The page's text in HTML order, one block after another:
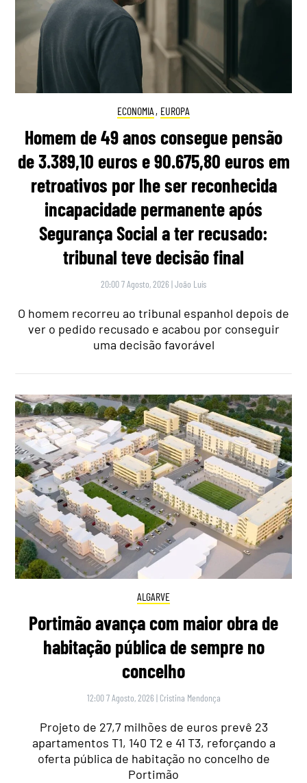
ECONOMIA , EUROPA
Homem de 49 anos consegue pensão
de 3.389,10 euros e 90.675,80 euros em
retroativos por lhe ser reconhecida
incapacidade permanente após
Segurança Social a ter recusado:
tribunal teve decisão final
20:00 7 Agosto, 2026 |João Luís
O homem recorreu ao tribunal espanhol depois de
ver o pedido recusado e acabou por conseguir
uma decisão favorável
ALGARVE
Portimão avança com maior obra de
habitação pública de sempre no
concelho
12:00 7 Agosto, 2026 | Cristina Mendonça
Projeto de 27,7 milhões de euros prevê 23
apartamentos T1, 140 T2 e 41 T3, reforçando a
oferta pública de habitação no concelho de
Portimão